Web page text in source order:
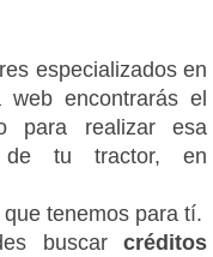
especializados en
web encontrarás el
para realizar esa
de tu tractor, en
que tenemos para tí.
buscar créditos